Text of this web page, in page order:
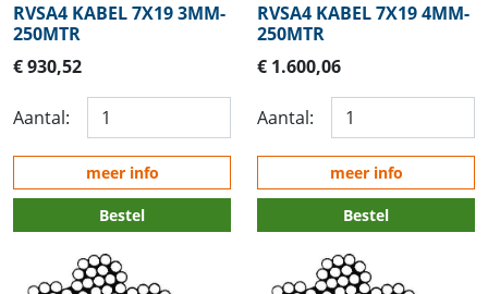
RVSA4 KABEL 7X19 3MM-
250MTR
€ 930,52
Aantal:
meer info
Bestel
RVSA4 KABEL 7X19 4MM-
250MTR
€ 1.600,06
Aantal:
meer info
Bestel